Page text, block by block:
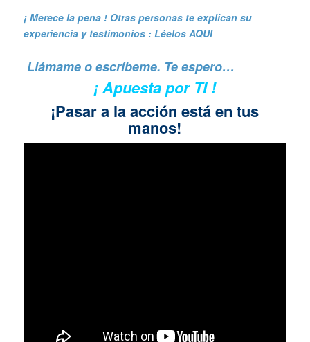
¡ Merece la pena ! Otras personas te explican su
experiencia y testimonios : Léelos AQUI
Llámame o escríbeme. Te espero…
¡ Apuesta por TI !
¡Pasar a la acción está en tus
manos!